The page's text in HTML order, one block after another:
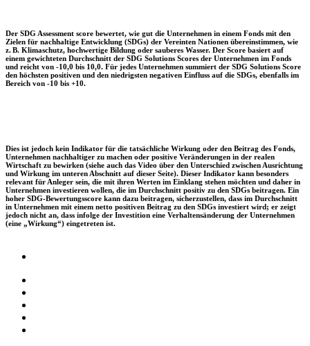
Der SDG Assessment score bewertet, wie gut die Unternehmen in einem Fonds mit den
Zielen für nachhaltige Entwicklung (SDGs) der Vereinten Nationen übereinstimmen, wie
z. B. Klimaschutz, hochwertige Bildung oder sauberes Wasser. Der Score basiert auf
einem gewichteten Durchschnitt der SDG Solutions Scores der Unternehmen im Fonds
und reicht von -10,0 bis 10,0. Für jedes Unternehmen summiert der SDG Solutions Score
den höchsten positiven und den niedrigsten negativen Einfluss auf die SDGs, ebenfalls im
Bereich von -10 bis +10.
Dies ist jedoch kein Indikator für die tatsächliche Wirkung oder den Beitrag des Fonds,
Unternehmen nachhaltiger zu machen oder positive Veränderungen in der realen
Wirtschaft zu bewirken (siehe auch das Video über den Unterschied zwischen Ausrichtung
und Wirkung im unteren Abschnitt auf dieser Seite). Dieser Indikator kann besonders
relevant für Anleger sein, die mit ihren Werten im Einklang stehen möchten und daher in
Unternehmen investieren wollen, die im Durchschnitt positiv zu den SDGs beitragen. Ein
hoher SDG-Bewertungsscore kann dazu beitragen, sicherzustellen, dass im Durchschnitt
in Unternehmen mit einem netto positiven Beitrag zu den SDGs investiert wird; er zeigt
jedoch nicht an, dass infolge der Investition eine Verhaltensänderung der Unternehmen
(eine „Wirkung“) eingetreten ist.